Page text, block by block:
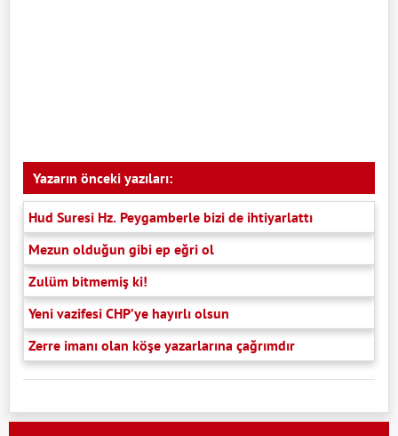
Yazarın önceki yazıları:
Hud Suresi Hz. Peygamberle bizi de ihtiyarlattı
Mezun olduğun gibi ep eğri ol
Zulüm bitmemiş ki!
Yeni vazifesi CHP’ye hayırlı olsun
Zerre imanı olan köşe yazarlarına çağrımdır